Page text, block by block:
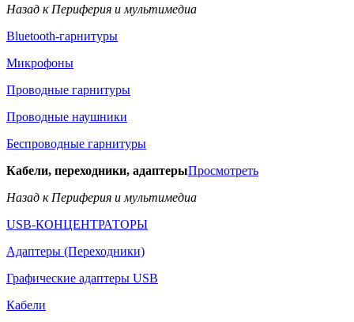
Назад к Периферия и мультимедиа
Bluetooth-гарнитуры
Микрофоны
Проводные гарнитуры
Проводные наушники
Беспроводные гарнитуры
Кабели, переходники, адаптерыПросмотреть
Назад к Периферия и мультимедиа
USB-КОНЦЕНТРАТОРЫ
Адаптеры (Переходники)
Графические адаптеры USB
Кабели